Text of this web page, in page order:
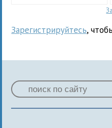
Зарегистрируйтесь,